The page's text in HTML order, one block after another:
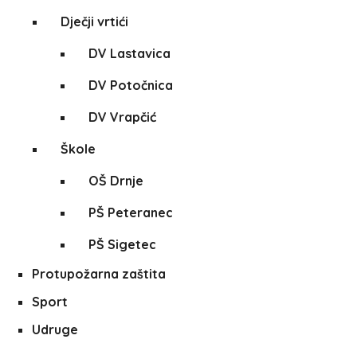
Dječji vrtići
DV Lastavica
DV Potočnica
DV Vrapčić
Škole
OŠ Drnje
PŠ Peteranec
PŠ Sigetec
Protupožarna zaštita
Sport
Udruge